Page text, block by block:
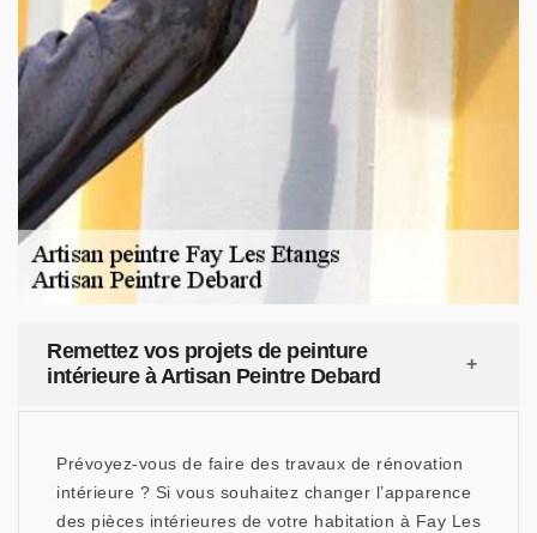
Remettez vos projets de peinture
intérieure à Artisan Peintre Debard
Prévoyez-vous de faire des travaux de rénovation
intérieure ? Si vous souhaitez changer l’apparence
des pièces intérieures de votre habitation à Fay Les